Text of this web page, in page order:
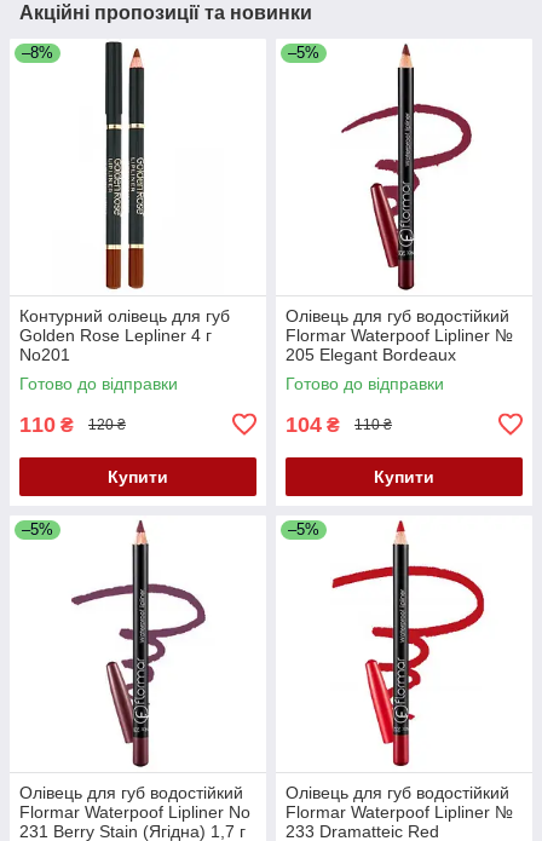
Акційні пропозиції та новинки
–8%
Контурний олівець для губ
Golden Rose Lepliner 4 г
No201
Готово до відправки
110 ₴ 120 ₴
Купити
–5%
Олівець для губ водостійкий
Flormar Waterpoof Lipliner №
205 Elegant Bordeaux
(Елегантний бордо)
Готово до відправки
104 ₴ 110 ₴
Купити
–5%
Олівець для губ водостійкий
Flormar Waterpoof Lipliner No
231 Berry Stain (Ягідна) 1,7 г
–5%
Олівець для губ водостійкий
Flormar Waterpoof Lipliner №
233 Dramatteic Red